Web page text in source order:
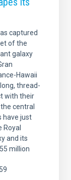
captured
of the
galaxy
Hawaii
thread-
with their
central
have just
Royal
and its
million